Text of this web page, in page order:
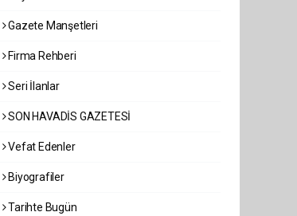
Gazete Manşetleri
Firma Rehberi
Seri İlanlar
SON HAVADİS GAZETESİ
Vefat Edenler
Biyografiler
Tarihte Bugün